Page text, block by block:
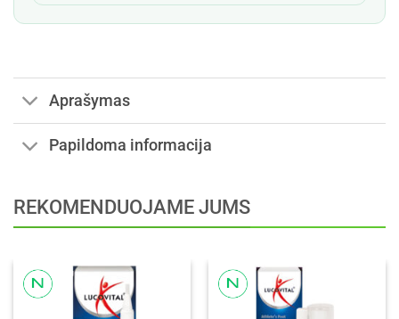
Aprašymas
Papildoma informacija
REKOMENDUOJAME JUMS